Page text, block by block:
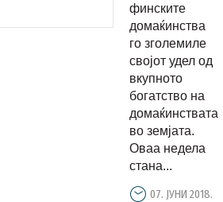
50% од
финските
домаќинства
го зголемиле
својот удел од
вкупното
богатство на
домаќинствата
во земјата.
Оваа недела
стана...
07. ЈУНИ 2018.